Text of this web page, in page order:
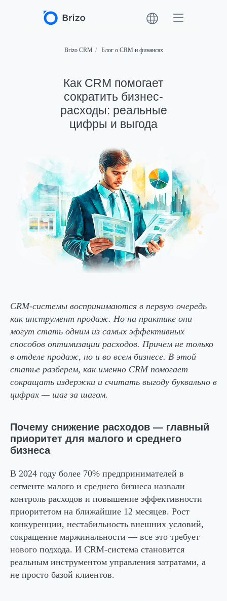
Brizo CRM / Блог о CRM и финансах
Как CRM помогает
сократить бизнес-
расходы: реальные
цифры и выгода
CRM-системы воспринимаются в первую очередь
как инструмент продаж. Но на практике они
могут стать одним из самых эффективных
способов оптимизации расходов. Причем не только
в отделе продаж, но и во всем бизнесе. В этой
статье разберем, как именно CRM помогает
сокращать издержки и считать выгоду буквально в
цифрах — шаг за шагом.
Почему снижение расходов — главный
приоритет для малого и среднего
бизнеса
В 2024 году более 70% предпринимателей в
сегменте малого и среднего бизнеса назвали
контроль расходов и повышение эффективности
приоритетом на ближайшие 12 месяцев. Рост
конкуренции, нестабильность внешних условий,
сокращение маржинальности — все это требует
нового подхода. И CRM-система становится
реальным инструментом управления затратами, а
не просто базой клиентов.